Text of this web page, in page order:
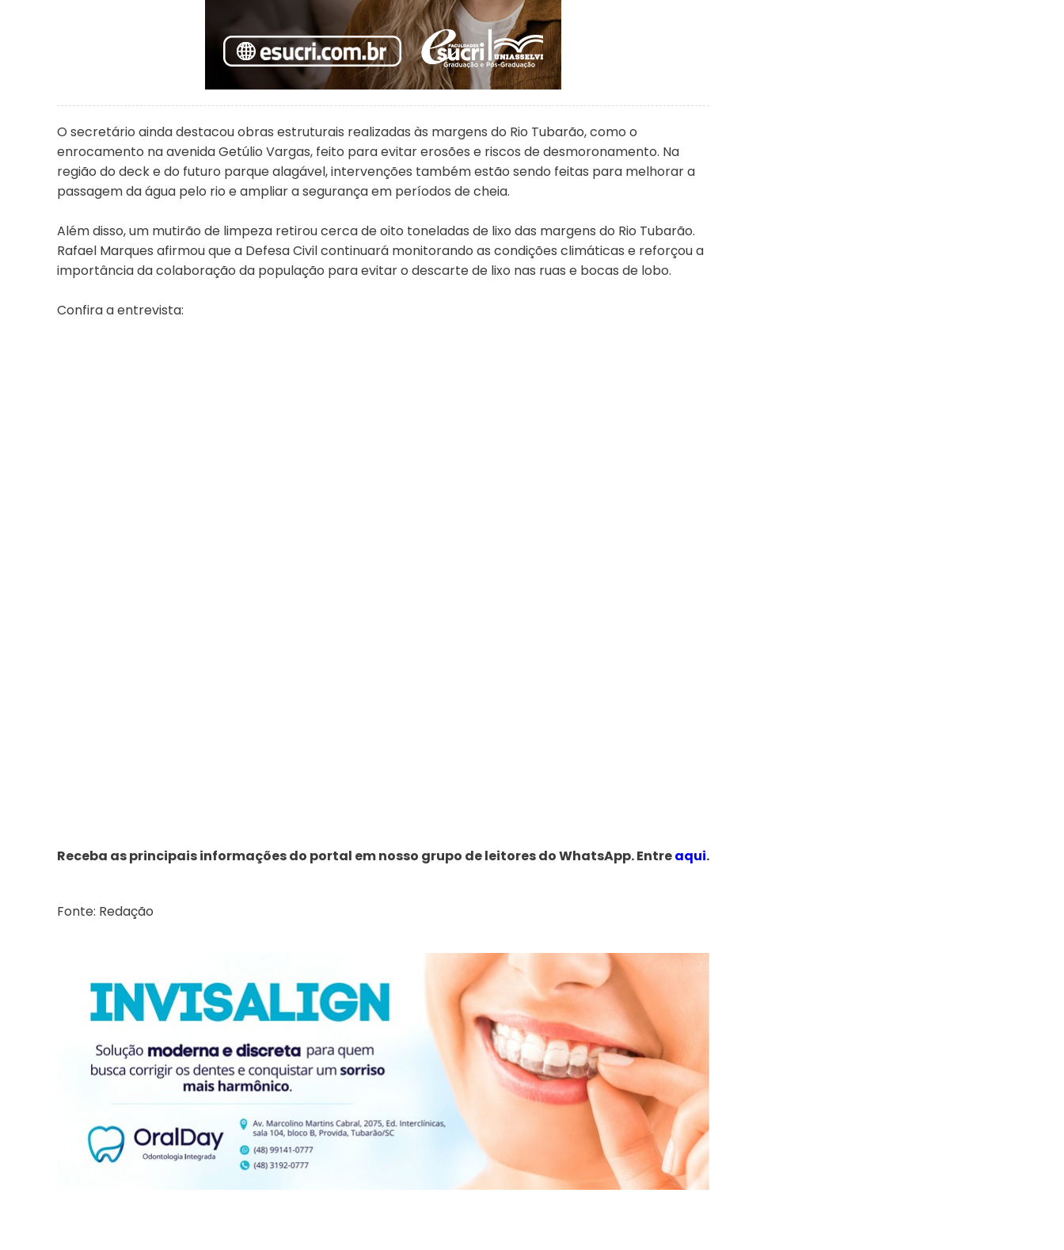
O secretário ainda destacou obras estruturais realizadas às margens do Rio Tubarão, como o
enrocamento na avenida Getúlio Vargas, feito para evitar erosões e riscos de desmoronamento. Na
região do deck e do futuro parque alagável, intervenções também estão sendo feitas para melhorar a
passagem da água pelo rio e ampliar a segurança em períodos de cheia.
Além disso, um mutirão de limpeza retirou cerca de oito toneladas de lixo das margens do Rio Tubarão.
Rafael Marques afirmou que a Defesa Civil continuará monitorando as condições climáticas e reforçou a
importância da colaboração da população para evitar o descarte de lixo nas ruas e bocas de lobo.
Confira a entrevista:
Receba as principais informações do portal em nosso grupo de leitores do WhatsApp. Entreaqui.
Fonte: Redação